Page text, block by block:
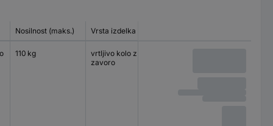
Nosilnost (maks.) Vrsta izdelka
110 kg
vrtljivo kolo z
zavoro